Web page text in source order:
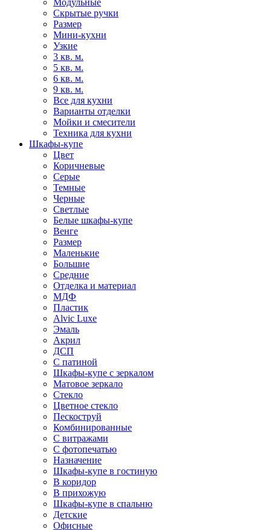
Модульные
Скрытые ручки
Размер
Мини-кухни
Узкие
3 кв. м.
5 кв. м.
6 кв. м.
9 кв. м.
Все для кухни
Варианты отделки
Мойки и смесители
Техника для кухни
Шкафы-купе
Цвет
Коричневые
Серые
Темные
Черные
Светлые
Белые шкафы-купе
Венге
Размер
Маленькие
Большие
Средние
Отделка и материал
МДФ
Пластик
Alvic Luxe
Эмаль
Акрил
ДСП
С патиной
Шкафы-купе с зеркалом
Матовое зеркало
Стекло
Цветное стекло
Пескоструй
Комбинированные
С витражами
С фотопечатью
Назначение
Шкафы-купе в гостиную
В коридор
В прихожую
Шкафы-купе в спальню
Детские
Офисные